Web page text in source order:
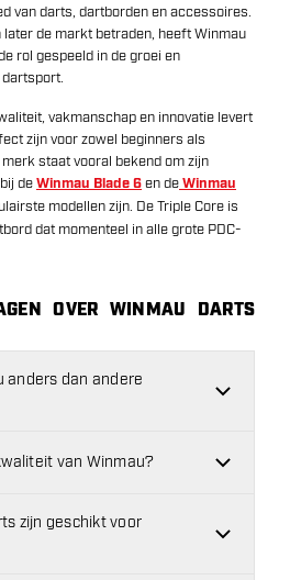
van darts, dartborden en accessoires.
de markt betraden, heeft Winmau
rol gespeeld in de groei en
vakmanschap en innovatie levert
zijn voor zowel beginners als
staat vooral bekend om zijn
deWinmau Blade 6en deWinmau
modellen zijn. De Triple Core is
dat momenteel in alle grote PDC-
OVER WINMAU DARTS
anders dan andere
van Winmau?
zijn geschikt voor